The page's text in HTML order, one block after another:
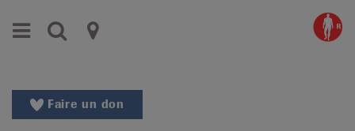
vers
au
Aller
Faire un don
Menu Recherche
Ligues
contre
le